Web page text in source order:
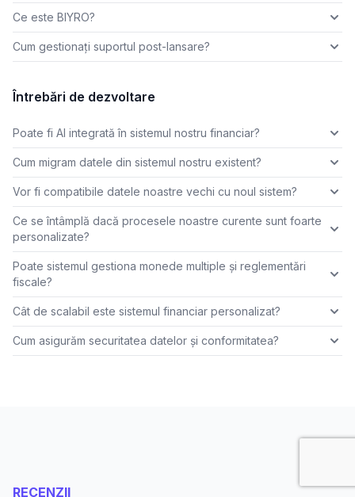
Ce este BIYRO?
Cum gestionați suportul post-lansare?
Întrebări de dezvoltare
Poate fi AI integrată în sistemul nostru financiar?
Cum migram datele din sistemul nostru existent?
Vor fi compatibile datele noastre vechi cu noul sistem?
Ce se întâmplă dacă procesele noastre curente sunt foarte
personalizate?
Poate sistemul gestiona monede multiple și reglementări
fiscale?
Cât de scalabil este sistemul financiar personalizat?
Cum asigurăm securitatea datelor și conformitatea?
RECENZII